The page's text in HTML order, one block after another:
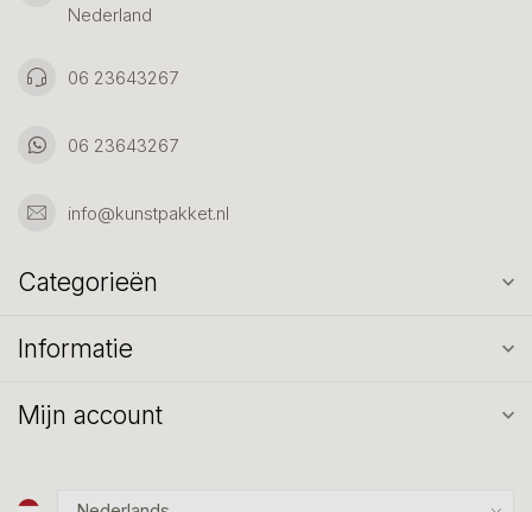
Nederland
06 23643267
06 23643267
info@kunstpakket.nl
Categorieën
Informatie
Mijn account